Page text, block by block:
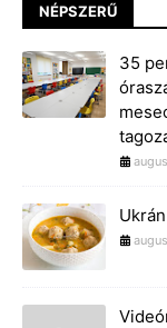
NÉPSZERŰ
35